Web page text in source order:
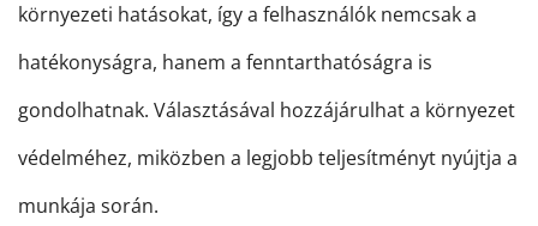
környezeti hatásokat, így a felhasználók nemcsak a
hatékonyságra, hanem a fenntarthatóságra is
gondolhatnak. Választásával hozzájárulhat a környezet
védelméhez, miközben a legjobb teljesítményt nyújtja a
munkája során.